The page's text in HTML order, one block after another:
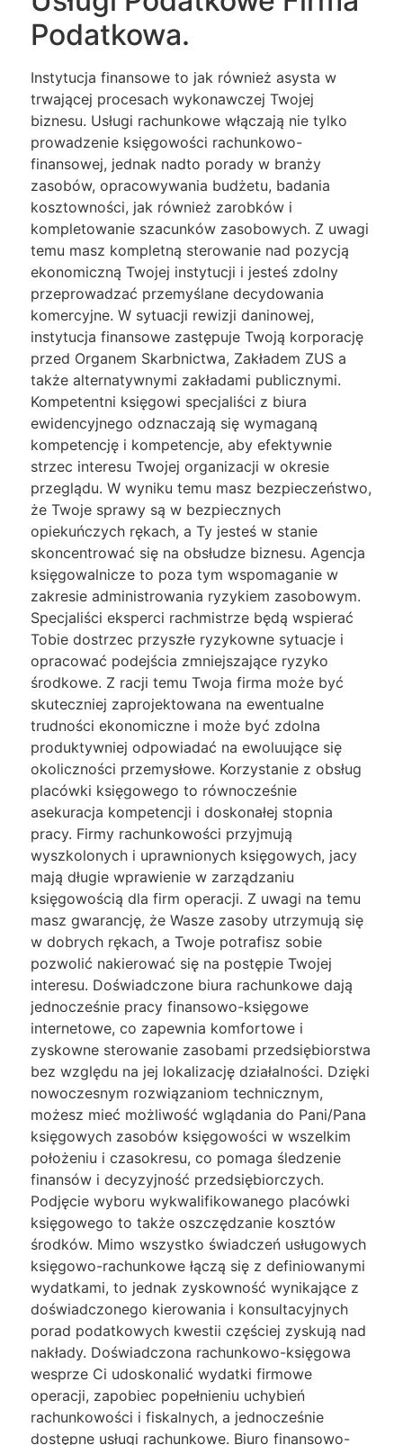
Podatkowa.
Instytucja finansowe to jak również asysta w
trwającej procesach wykonawczej Twojej
biznesu. Usługi rachunkowe włączają nie tylko
prowadzenie księgowości rachunkowo-
finansowej, jednak nadto porady w branży
zasobów, opracowywania budżetu, badania
kosztowności, jak również zarobków i
kompletowanie szacunków zasobowych. Z uwagi
temu masz kompletną sterowanie nad pozycją
ekonomiczną Twojej instytucji i jesteś zdolny
przeprowadzać przemyślane decydowania
komercyjne. W sytuacji rewizji daninowej,
instytucja finansowe zastępuje Twoją korporację
przed Organem Skarbnictwa, Zakładem ZUS a
także alternatywnymi zakładami publicznymi.
Kompetentni księgowi specjaliści z biura
ewidencyjnego odznaczają się wymaganą
kompetencję i kompetencje, aby efektywnie
strzec interesu Twojej organizacji w okresie
przeglądu. W wyniku temu masz bezpieczeństwo,
że Twoje sprawy są w bezpiecznych
opiekuńczych rękach, a Ty jesteś w stanie
skoncentrować się na obsłudze biznesu. Agencja
księgowalnicze to poza tym wspomaganie w
zakresie administrowania ryzykiem zasobowym.
Specjaliści eksperci rachmistrze będą wspierać
Tobie dostrzec przyszłe ryzykowne sytuacje i
opracować podejścia zmniejszające ryzyko
środkowe. Z racji temu Twoja firma może być
skuteczniej zaprojektowana na ewentualne
trudności ekonomiczne i może być zdolna
produktywniej odpowiadać na ewoluujące się
okoliczności przemysłowe. Korzystanie z obsług
placówki księgowego to równocześnie
asekuracja kompetencji i doskonałej stopnia
pracy. Firmy rachunkowości przyjmują
wyszkolonych i uprawnionych księgowych, jacy
mają długie wprawienie w zarządzaniu
księgowością dla firm operacji. Z uwagi na temu
masz gwarancję, że Wasze zasoby utrzymują się
w dobrych rękach, a Twoje potrafisz sobie
pozwolić nakierować się na postępie Twojej
interesu. Doświadczone biura rachunkowe dają
jednocześnie pracy finansowo-księgowe
internetowe, co zapewnia komfortowe i
zyskowne sterowanie zasobami przedsiębiorstwa
bez względu na jej lokalizację działalności. Dzięki
nowoczesnym rozwiązaniom technicznym,
możesz mieć możliwość wglądania do Pani/Pana
księgowych zasobów księgowości w wszelkim
położeniu i czasokresu, co pomaga śledzenie
finansów i decyzyjność przedsiębiorczych.
Podjęcie wyboru wykwalifikowanego placówki
księgowego to także oszczędzanie kosztów
środków. Mimo wszystko świadczeń usługowych
księgowo-rachunkowe łączą się z definiowanymi
wydatkami, to jednak zyskowność wynikające z
doświadczonego kierowania i konsultacyjnych
porad podatkowych kwestii częściej zyskują nad
nakłady. Doświadczona rachunkowo-księgowa
wesprze Ci udoskonalić wydatki firmowe
operacji, zapobiec popełnieniu uchybień
rachunkowości i fiskalnych, a jednocześnie
dostępne usługi rachunkowe. Biuro finansowo-